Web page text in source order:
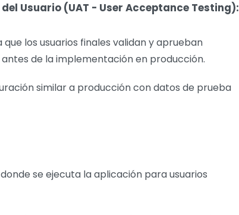
Usuario (UAT - User Acceptance Testing):
los usuarios finales validan y aprueban
de la implementación en producción.
similar a producción con datos de prueba
se ejecuta la aplicación para usuarios